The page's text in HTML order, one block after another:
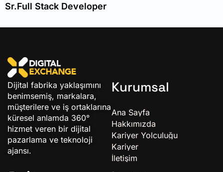
Sr.Full Stack Developer
Dijital fabrika yaklaşımını
benimsemiş, markalara,
müşterilere ve iş ortaklarına
küresel anlamda 360°
hizmet veren bir dijital
pazarlama ve teknoloji
ajansı.
Kurumsal
Ana Sayfa
Hakkımızda
Kariyer Yolculuğu
Kariyer
İletişim